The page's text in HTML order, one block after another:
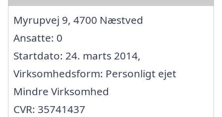
Myrupvej 9, 4700 Næstved
Ansatte: 0
Startdato: 24. marts 2014,
Virksomhedsform: Personligt ejet
Mindre Virksomhed
CVR: 35741437